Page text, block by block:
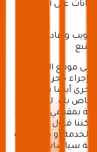
على أساس
وإعادة
موقع الويب
إجراء حجز أو شراء
أيضًا بتخزين
الخاص بك. ليس لدينا
بمقدمي الخدمات
قبول أي
الخدمة أو ممارسات
سياسات